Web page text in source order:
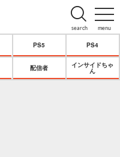
menu
search
PS5 PS4
配信者
インサイドちゃ
ん